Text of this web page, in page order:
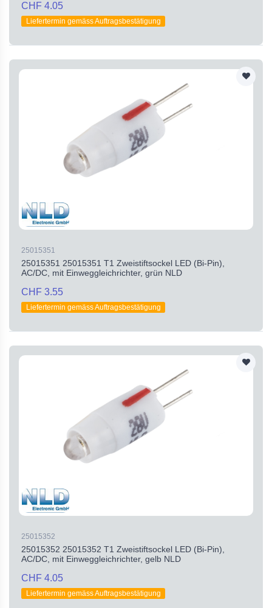
CHF 4.05
Liefertermin gemäss Auftragsbestätigung
25015351
25015351 25015351 T1 Zweistiftsockel LED (Bi-Pin),
AC/DC, mit Einweggleichrichter, grün NLD
CHF 3.55
Liefertermin gemäss Auftragsbestätigung
25015352
25015352 25015352 T1 Zweistiftsockel LED (Bi-Pin),
AC/DC, mit Einweggleichrichter, gelb NLD
CHF 4.05
Liefertermin gemäss Auftragsbestätigung